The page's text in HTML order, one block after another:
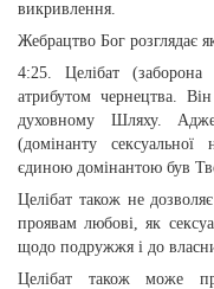
викривлення.
Жебрацтво Бог розглядає
4:25. Целібат
атрибутом чернецтва.
духовному Шляху.
(домінанту
єдиною домінантою був
Целібат також не
проявам любові, як
щодо подружжя і до
Целібат також може